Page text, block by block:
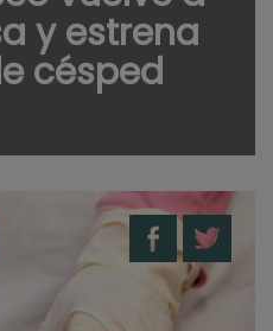
y estrena
césped